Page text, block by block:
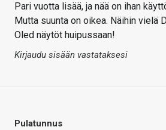
Pari vuotta lisää, ja nää on ihan
Mutta suunta on oikea. Näihin
Oled näytöt huipussaan!
Kirjaudu sisään vastataksesi
Pulatunnus